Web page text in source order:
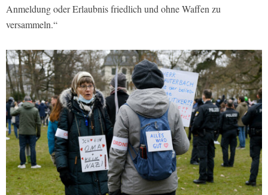
Anmeldung oder Erlaubnis friedlich und ohne Waffen zu
versammeln.“